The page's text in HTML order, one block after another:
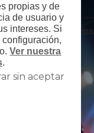
propias y de
de usuario y
intereses. Si
Ver nuestra
.
sin aceptar